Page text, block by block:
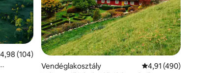
értékelés: 5/4,98, 104 vélemény
4,98 (104)
Vendéglakosztály Átlagos értékelés: 5/
4,91 (490)